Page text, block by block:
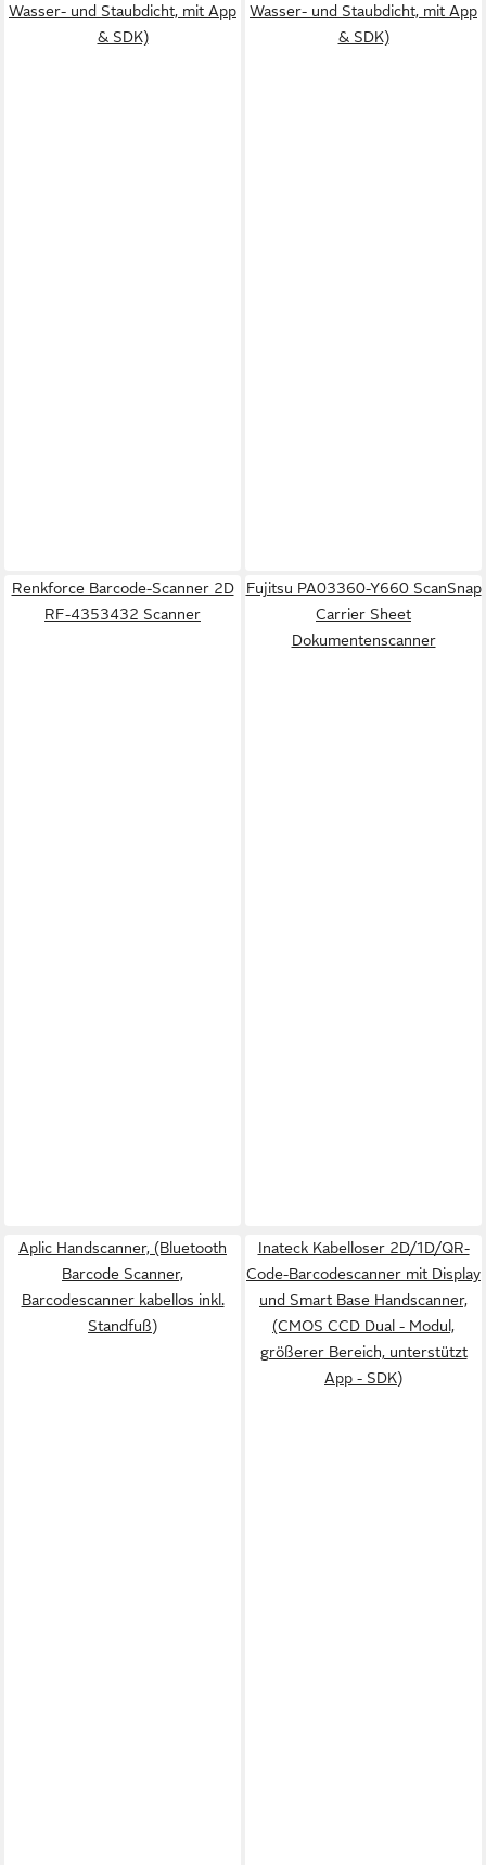
Wasser- und Staubdicht, mit App
& SDK)
Wasser- und Staubdicht, mit App
& SDK)
Renkforce Barcode-Scanner 2D
RF-4353432 Scanner
Fujitsu PA03360-Y660 ScanSnap
Carrier Sheet
Dokumentenscanner
Aplic Handscanner, (Bluetooth
Barcode Scanner,
Barcodescanner kabellos inkl.
Standfuß)
Inateck Kabelloser 2D/1D/QR-
Code-Barcodescanner mit Display
und Smart Base Handscanner,
(CMOS CCD Dual - Modul,
größerer Bereich, unterstützt
App - SDK)